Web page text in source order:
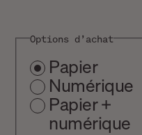
Options d’achat
Papier
Numérique
Papier +
numérique